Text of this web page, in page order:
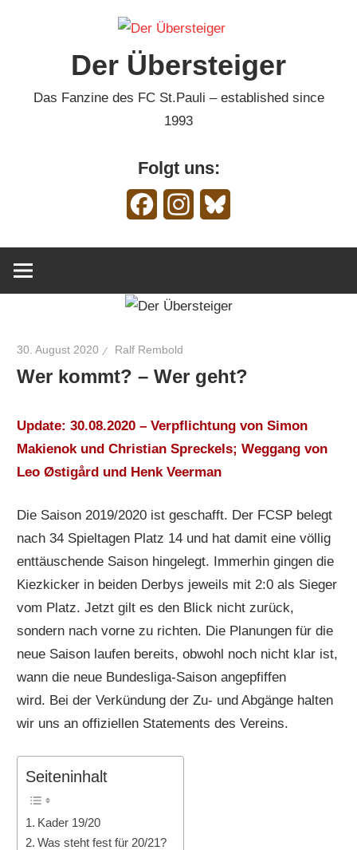
Der Übersteiger
Das Fanzine des FC St.Pauli – established since
1993
Folgt uns:
FacebookInstagram
30. August 2020 Ralf Rembold
Wer kommt? – Wer geht?
Update: 30.08.2020 – Verpflichtung von Simon
Makienok und Christian Spreckels; Weggang von
Leo Østigård und Henk Veerman
Die Saison 2019/2020 ist geschafft. Der FCSP belegt
nach 34 Spieltagen Platz 14 und hat damit eine völlig
enttäuschende Saison hingelegt. Immerhin gingen die
Kiezkicker in beiden Derbys jeweils mit 2:0 als Sieger
vom Platz. Jetzt gilt es den Blick nicht zurück,
sondern nach vorne zu richten. Die Planungen für die
neue Saison laufen bereits, obwohl noch nicht klar ist,
wann die neue Bundesliga-Saison angepfiffen
wird. Bei der Verkündung der Zu- und Abgänge halten
wir uns an offiziellen Statements des Vereins.
Seiteninhalt
Kader 19/20
Was steht fest für 20/21?